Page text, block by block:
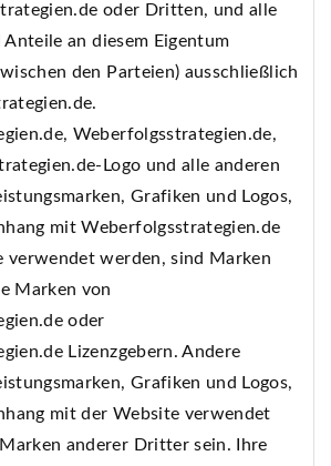
oder Dritten, und alle
Anteile an diesem Eigentum
den Parteien) ausschließlich
Weberfolgsstrategien.de,
Logo und alle anderen
Grafiken und Logos,
mit Weberfolgsstrategien.de
verwendet werden, sind Marken
Marken von
oder
Lizenzgebern. Andere
Grafiken und Logos,
mit der Website verwendet
anderer Dritter sein. Ihre